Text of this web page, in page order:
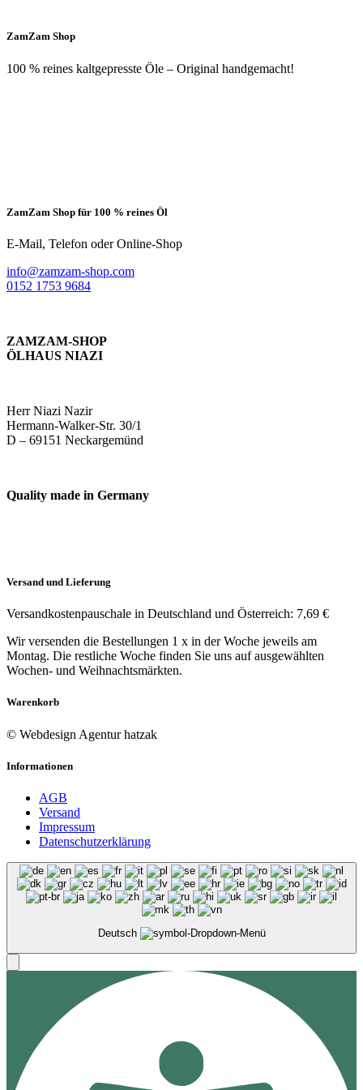
ZamZam Shop
100 % reines kaltgepresste Öle – Original handgemacht!
ZamZam Shop für 100 % reines Öl
E-Mail, Telefon oder Online-Shop
info@zamzam-shop.com
0152 1753 9684
ZAMZAM-SHOP
ÖLHAUS NIAZI
Herr Niazi Nazir
Hermann-Walker-Str. 30/1
D – 69151 Neckargemünd
Quality made in Germany
Versand und Lieferung
Versandkostenpauschale in Deutschland und Österreich: 7,69 €
Wir versenden die Bestellungen 1 x in der Woche jeweils am
Montag. Die restliche Woche finden Sie uns auf ausgewählten
Wochen- und Weihnachtsmärkten.
Warenkorb
© Webdesign Agentur hatzak
Informationen
AGB
Versand
Impressum
Datenschutzerklärung
Deutsch